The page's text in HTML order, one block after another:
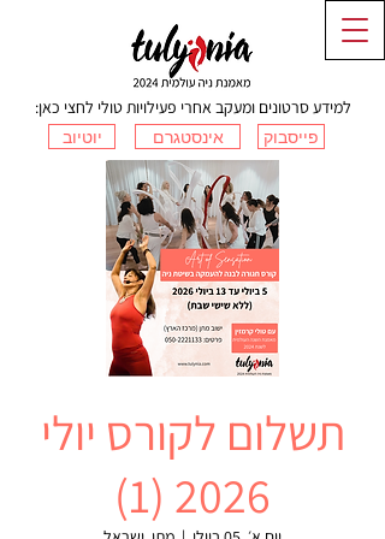
יוטיוב אינסטגרם פייסבוק
למידע סרטונים ומעקב אחרי פעילויות טולי לחצי כאן:
תשלום לקורס יולי
2026 (1)